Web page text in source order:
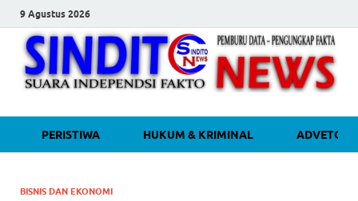
9 Agustus 2026
Media Independen Faktual dan
Terpercaya
PERISTIWA HUKUM & KRIMINAL
BISNIS DAN EKONOMI